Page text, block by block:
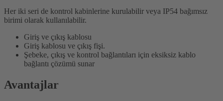
Her iki seri de kontrol kabinlerine kurulabilir veya IP54 bağımsız
birimi olarak kullanılabilir.
Giriş ve çıkış kablosu
Giriş kablosu ve çıkış fişi.
Şebeke, çıkış ve kontrol bağlantıları için eksiksiz kablo
bağlantı çözümü sunar
Avantajlar